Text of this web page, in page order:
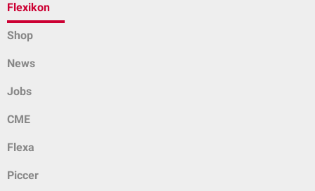
Flexikon
Shop
News
Jobs
CME
Flexa
Piccer